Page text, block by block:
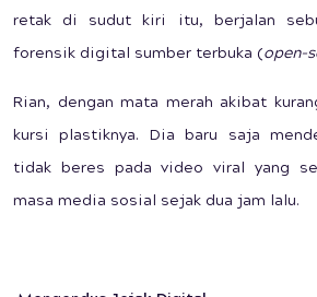
retak di sudut kiri itu, berjalan
forensik digital sumber terbuka (open-
Rian, dengan mata merah akibat
kursi plastiknya. Dia baru saja
tidak beres pada video viral yang
masa media sosial sejak dua jam lalu.